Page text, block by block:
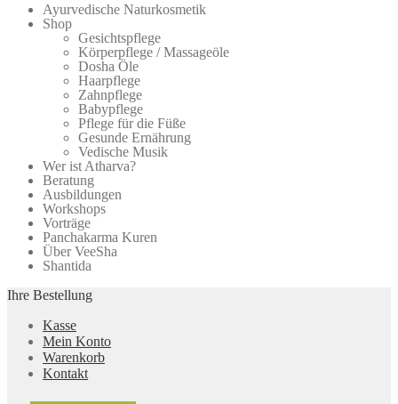
Ayurvedische Naturkosmetik
Shop
Gesichtspflege
Körperpflege / Massageöle
Dosha Öle
Haarpflege
Zahnpflege
Babypflege
Pflege für die Füße
Gesunde Ernährung
Vedische Musik
Wer ist Atharva?
Beratung
Ausbildungen
Workshops
Vorträge
Panchakarma Kuren
Über VeeSha
Shantida
Ihre Bestellung
Kasse
Mein Konto
Warenkorb
Kontakt